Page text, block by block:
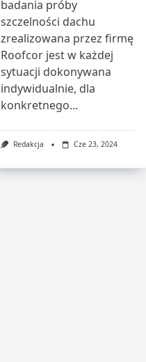
badania próby
szczelności dachu
zrealizowana przez firmę
Roofcor jest w każdej
sytuacji dokonywana
indywidualnie, dla
konkretnego...
Redakcja Cze 23, 2024